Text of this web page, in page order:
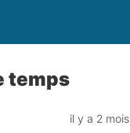
temps
il y a 2 mois